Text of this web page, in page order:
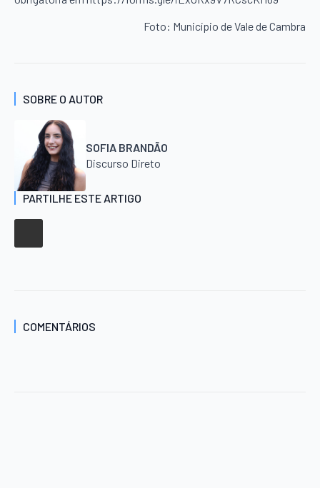
Foto: Município de Vale de Cambra
SOBRE O AUTOR
SOFIA BRANDÃO
Discurso Direto
PARTILHE ESTE ARTIGO
COMENTÁRIOS